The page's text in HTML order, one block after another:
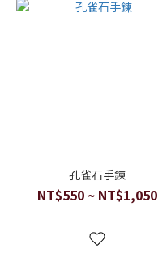
孔雀石手鍊
NT$550 ~ NT$1,050